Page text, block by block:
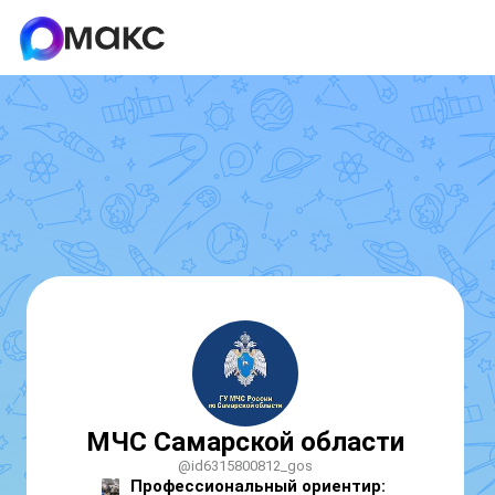
МЧС Самарской области
@id6315800812_gos
Профессиональный ориентир: